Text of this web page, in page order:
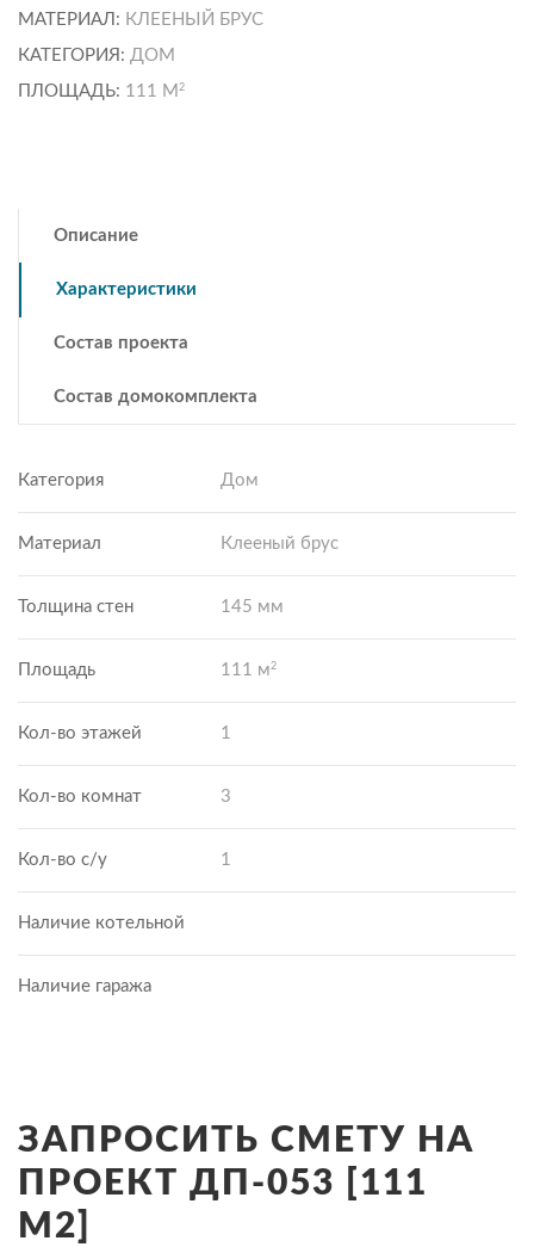
МАТЕРИАЛ: КЛЕЕНЫЙ БРУС
КАТЕГОРИЯ: ДОМ
ПЛОЩАДЬ: 111 М 2
Описание
Характеристики
Состав проекта
Состав домокомплекта
Категория Дом
Материал Клееный брус
Толщина стен 145 мм
Площадь 111 м2
Кол-во этажей 1
Кол-во комнат 3
Кол-во с/у 1
Наличие котельной
Наличие гаража
ЗАПРОСИТЬ СМЕТУ НА
ПРОЕКТ ДП-053 [111
М2]